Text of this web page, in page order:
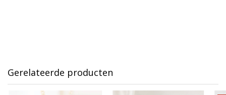
Gerelateerde producten